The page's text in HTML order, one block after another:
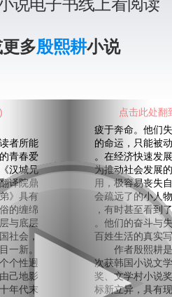
说电子书线上看阅读
多殷熙耕小说
者所能
青春爱
汉城兄
译院鼎
》具有
的缠绵
与底层
社会，
一新。
个性迥
己地影
年代末
疲于奔命。他们
的命运，只能被
。在经济快速发
为推动社会发展
用，极容易丧失
会疏远了的小人
，有时甚至看到
。他们的奋斗与
百姓生活的真实写
作者殷熙耕是
次获韩国小说文
奖、文学村小说
标新立异，具有
点击此处翻